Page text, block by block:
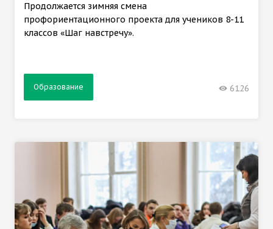
Продолжается зимняя смена
профориентационного проекта для учеников 8-11
классов «Шаг навстречу».
Образование 6126